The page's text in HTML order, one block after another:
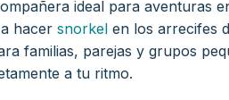
ideal para aventuras
hacer snorkel en los arrecifes
familias, parejas y grupos
a tu ritmo.